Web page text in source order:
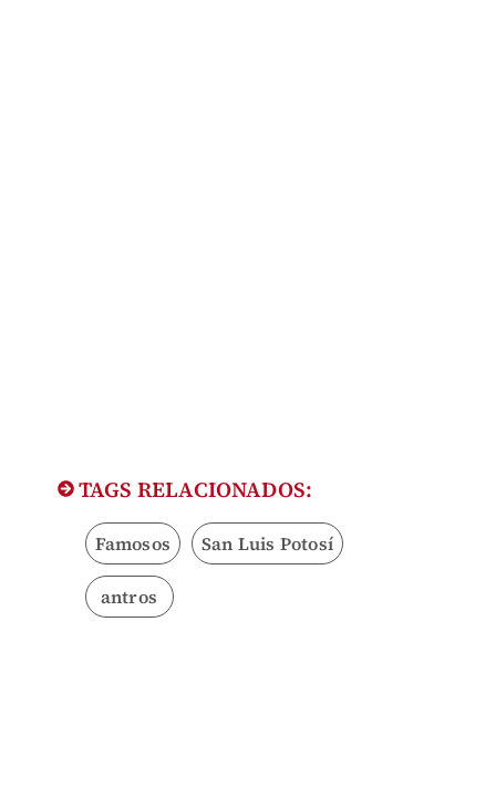
TAGS RELACIONADOS:
Famosos San Luis Potosí
antros